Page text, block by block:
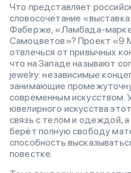
Что представляет
словосочетание
Фаберже, «Ламбада-
Самоцветов»? Проект «9
отвлечься от привычных
что на Западе называют
jewelry: независимые
занимающие
современным искусством.
ювелирного искусства
связь с телом и одеждой,
берёт полную свободу
способность
повестке.